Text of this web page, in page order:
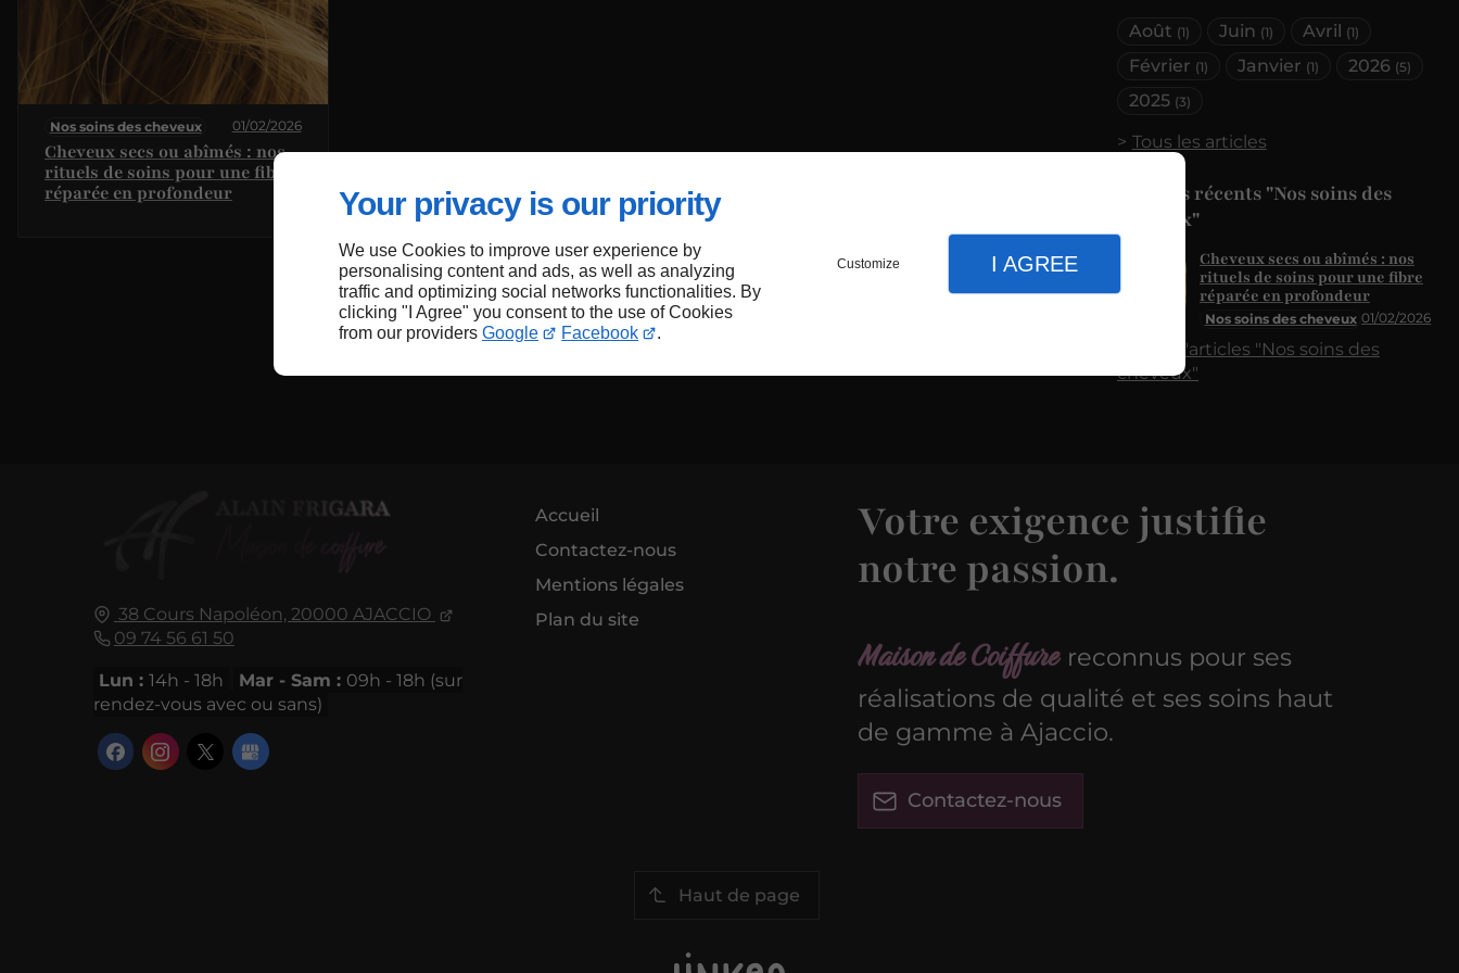
Your privacy is our priority
We use Cookies to improve user experience by
personalising content and ads, as well as analyzing
traffic and optimizing social networks functionalities. By
clicking "I Agree" you consent to the use of Cookies
from our providers Google Facebook .
Customize I AGREE
Août (1) Juin (1) Avril (1)
Février (1) Janvier (1) 2026 (5)
2025 (3)
Tous les articles
Articles récents "Nos soins des
cheveux"
Nos soins des cheveux 01/02/2026
Cheveux secs ou abîmés : nos
rituels de soins pour une fibre
réparée en profondeur
Plus d'articles "Nos soins des
cheveux"
Nos soins des cheveux 01/02/2026
Cheveux secs ou abîmés : nos
rituels de soins pour une fibre
réparée en profondeur
38 Cours Napoléon, 20000 AJACCIO
09 74 56 61 50
Lun : 14h - 18h Mar - Sam : 09h - 18h (sur
rendez-vous avec ou sans)
Accueil
Contactez-nous
Mentions légales
Plan du site
Votre exigence justifie
notre passion.
Maison de Coiffure reconnus pour ses
réalisations de qualité et ses soins haut
de gamme à Ajaccio.
Contactez-nous
Haut de page